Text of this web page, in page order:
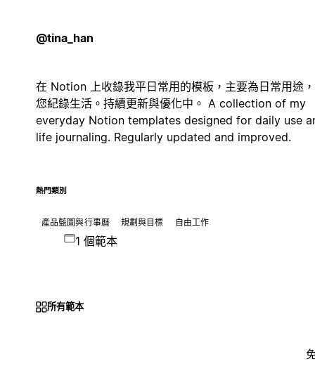
@tina_han
在 Notion 上收錄我平日常用的模板，主要為日常用途
您紀錄生活。持續更新與優化中。 A collection of my
everyday Notion templates designed for daily use
life journaling. Regularly updated and improved.
熱門類別
產品藍圖與行事曆 規劃與目標 自由工作
1 個範本
所有範本